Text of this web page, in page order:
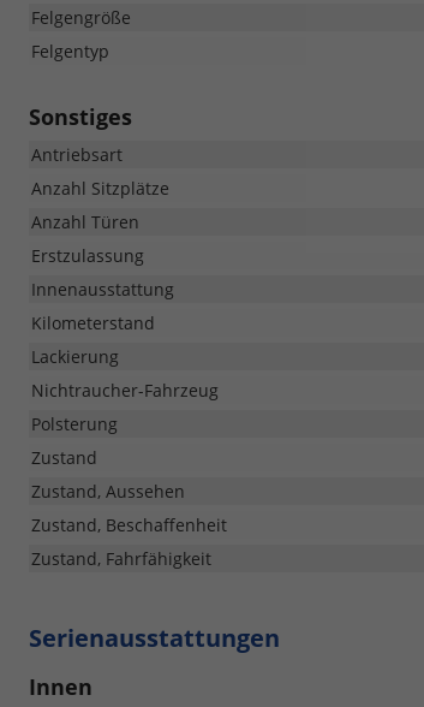
Felgengröße
Felgentyp
Sonstiges
Antriebsart
Anzahl Sitzplätze
Anzahl Türen
Erstzulassung
Innenausstattung
Kilometerstand
Lackierung
Nichtraucher-Fahrzeug
Polsterung
Zustand
Zustand, Aussehen
Zustand, Beschaffenheit
Zustand, Fahrfähigkeit
Serienausstattungen
Innen